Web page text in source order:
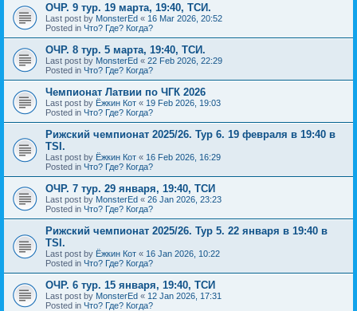
ОЧР. 9 тур. 19 марта, 19:40, ТСИ.
Last post by MonsterEd « 16 Mar 2026, 20:52
Posted in Что? Где? Когда?
ОЧР. 8 тур. 5 марта, 19:40, ТСИ.
Last post by MonsterEd « 22 Feb 2026, 22:29
Posted in Что? Где? Когда?
Чемпионат Латвии по ЧГК 2026
Last post by Ёжкин Кот « 19 Feb 2026, 19:03
Posted in Что? Где? Когда?
Рижский чемпионат 2025/26. Тур 6. 19 февраля в 19:40 в
TSI.
Last post by Ёжкин Кот « 16 Feb 2026, 16:29
Posted in Что? Где? Когда?
ОЧР. 7 тур. 29 января, 19:40, ТСИ
Last post by MonsterEd « 26 Jan 2026, 23:23
Posted in Что? Где? Когда?
Рижский чемпионат 2025/26. Тур 5. 22 января в 19:40 в
TSI.
Last post by Ёжкин Кот « 16 Jan 2026, 10:22
Posted in Что? Где? Когда?
ОЧР. 6 тур. 15 января, 19:40, ТСИ
Last post by MonsterEd « 12 Jan 2026, 17:31
Posted in Что? Где? Когда?